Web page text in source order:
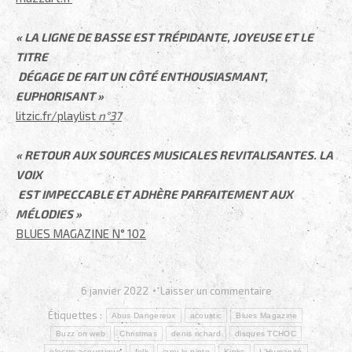
« LA LIGNE DE BASSE EST TRÉPIDANTE, JOYEUSE ET LE
TITRE
DÉGAGE DE FAIT UN CÔTÉ ENTHOUSIASMANT,
EUPHORISANT »
litzic.fr/playlist n°37
« RETOUR AUX SOURCES MUSICALES REVITALISANTES. LA
VOIX
EST IMPECCABLE ET ADHÈRE PARFAITEMENT AUX
MÉLODIES »
BLUES MAGAZINE N° 102
6 janvier 2022
Laisser un commentaire
Étiquettes :
Abus Dangereux acoustic Blues Magazine
Buzz on web Christmas denis richard disques TCHOC